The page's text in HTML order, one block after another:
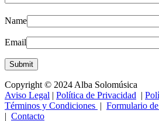
Name
Email
Copyright © 2024 Alba Solomúsica
Aviso Legal | Política de Privacidad |
Términos y Condiciones | Formulario
| Contacto